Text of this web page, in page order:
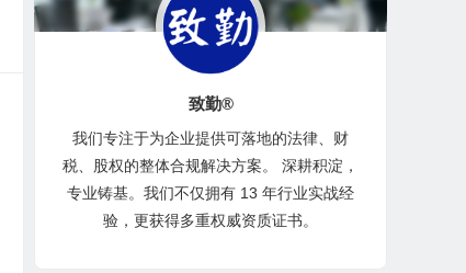
致勤®
我们专注于为企业提供可落地的法律、财
税、股权的整体合规解决方案。 深耕积淀，
专业铸基。我们不仅拥有 13 年行业实战经
验，更获得多重权威资质证书。